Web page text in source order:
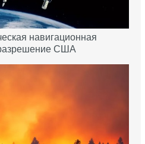
навигационная
США